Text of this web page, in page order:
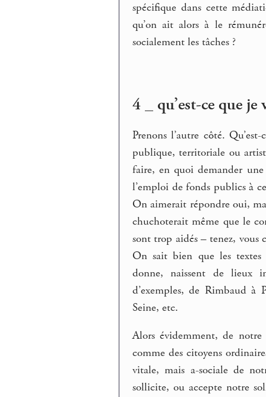
spécifique dans cette
qu’on ait alors à le
socialement les tâches ?
4 _ qu’est-ce que
Prenons l’autre côté.
publique, territoriale ou
faire, en quoi demander
l’emploi de fonds publics à
On aimerait répondre oui,
chuchoterait même que le
sont trop aidés – tenez, vous
On sait bien que les textes
donne, naissent de lieux
d’exemples, de Rimbaud
Seine, etc.
Alors évidemment, de
comme des citoyens
vitale, mais a-sociale de
sollicite, ou accepte notre